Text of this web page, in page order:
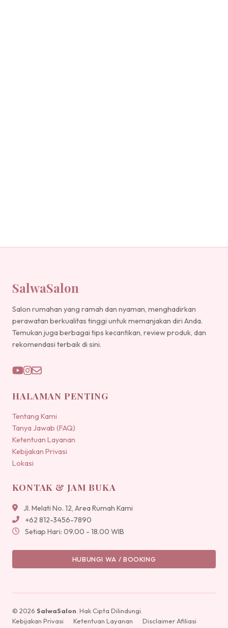
SalwaSalon
Salon rumahan yang ramah dan nyaman, menghadirkan
perawatan berkualitas tinggi untuk memanjakan diri Anda.
Temukan juga berbagai tips kecantikan, review produk, dan
rekomendasi terbaik di sini.
HALAMAN PENTING
Tentang Kami
Tanya Jawab (FAQ)
Ketentuan Layanan
Kebijakan Privasi
Lokasi
KONTAK & JAM BUKA
Jl. Melati No. 12, Area Rumah Kami
+62 812-3456-7890
Setiap Hari: 09.00 - 18.00 WIB
HUBUNGI WA / BOOKING
© 2026 SalwaSalon . Hak Cipta Dilindungi.
Kebijakan Privasi
Ketentuan Layanan Disclaimer Afiliasi